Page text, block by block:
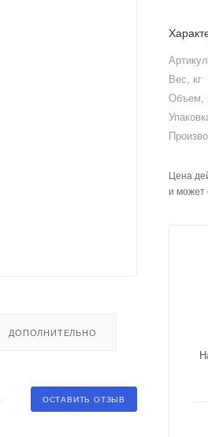
ДОПОЛНИТЕЛЬНО
ОСТАВИТЬ ОТЗЫВ
Артикул
Вес, кг
Объем,
Цена
и может